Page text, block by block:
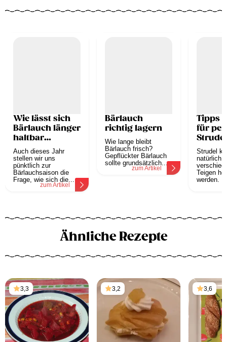
Wie lässt sich
Bärlauch länger
haltbar
machen?
Auch dieses Jahr
stellen wir uns
pünktlich zur
Bärlauchsaison die
Frage, wie sich die...
zum Artikel
Bärlauch
richtig lagern
Wie lange bleibt
Bärlauch frisch?
Gepflückter Bärlauch
sollte grundsätzlich...
zum Artikel
Tipps
für
Strudel
natürlich
Teigen
werden.
Ähnliche Rezepte
3,3 3,2 3,6